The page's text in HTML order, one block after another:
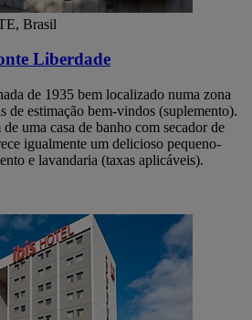
Brasil
Liberdade
de 1935 bem localizado numa zona
de estimação bem-vindos (suplemento).
uma casa de banho com secador de
igualmente um delicioso pequeno-
e lavandaria (taxas aplicáveis).